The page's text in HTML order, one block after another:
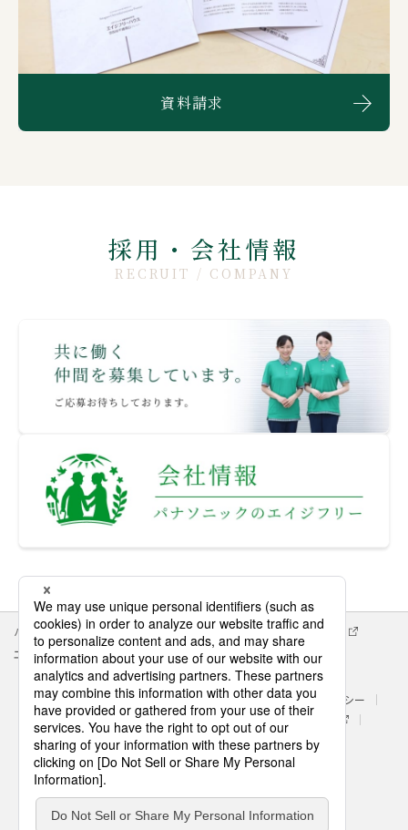
資料請求
採用・会社情報
RECRUIT / COMPANY
パナソニック企業情報 エイジフリー企業情報
会社概要
エイジフリーの拠点検索
サイトマップ サイトのご利用にあたって
クッキーポリシー
個人情報保護方針
処遇改善に関する具体的な取組み内容
パナソニック ホールディングス
Area/Country
© Panasonic AGE-FREE Co., Ltd.